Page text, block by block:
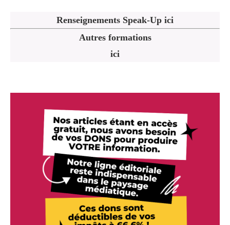
Renseignements Speak-Up ici
Autres formations
ici